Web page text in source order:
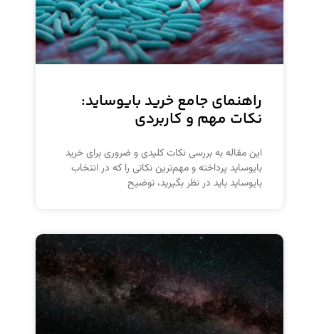
راهنمای جامع خرید بایوساید:
نکات مهم و کاربردی
این مقاله به بررسی نکات کلیدی و ضروری برای خرید
بایوساید پرداخته و مهم‌ترین نکاتی را که در انتخاب
بایوساید باید در نظر بگیرید، توضیح